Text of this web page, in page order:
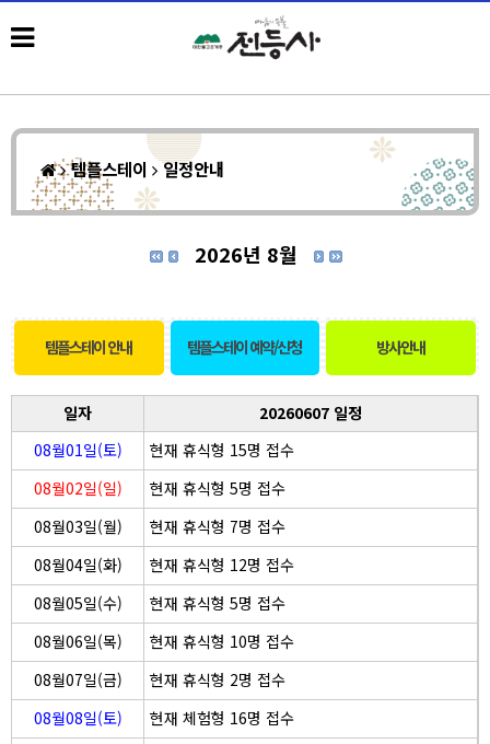
템플스테이 일정안내
2026년 8월
템플스테이 안내 템플스테이 예약/신청 방사안내
일자
20260607 일정
08월01일(토)
현재 휴식형 15명 접수
08월02일(일)
현재 휴식형 5명 접수
08월03일(월)
현재 휴식형 7명 접수
08월04일(화)
현재 휴식형 12명 접수
08월05일(수)
현재 휴식형 5명 접수
08월06일(목)
현재 휴식형 10명 접수
08월07일(금)
현재 휴식형 2명 접수
08월08일(토)
현재 체험형 16명 접수